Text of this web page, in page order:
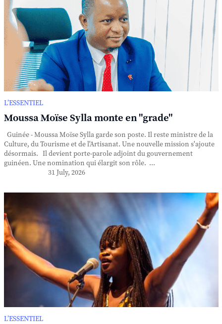
L’ESSENTIEL
Moussa Moïse Sylla monte en "grade"
Guinée - Moussa Moïse Sylla garde son poste. Il reste ministre de la
Culture, du Tourisme et de l'Artisanat. Une nouvelle mission s'ajoute
désormais. Il devient porte-parole adjoint du gouvernement
guinéen. Une nomination qui élargit son rôle. ...
31 July, 2026
L’ESSENTIEL